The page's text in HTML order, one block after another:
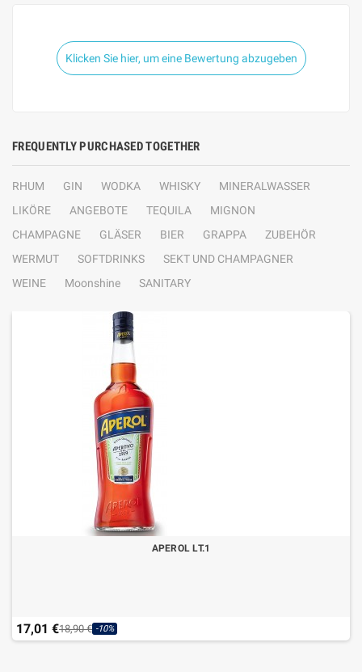
Klicken Sie hier, um eine Bewertung abzugeben
FREQUENTLY PURCHASED TOGETHER
RHUM GIN WODKA WHISKY
MINERALWASSER
LIKÖRE
ANGEBOTE TEQUILA
MIGNON
CHAMPAGNE
GLÄSER BIER GRAPPA
ZUBEHÖR
WERMUT
SOFTDRINKS
SEKT UND CHAMPAGNER
WEINE
Moonshine SANITARY
APEROL LT.1
17,01 €18,90 € -10%